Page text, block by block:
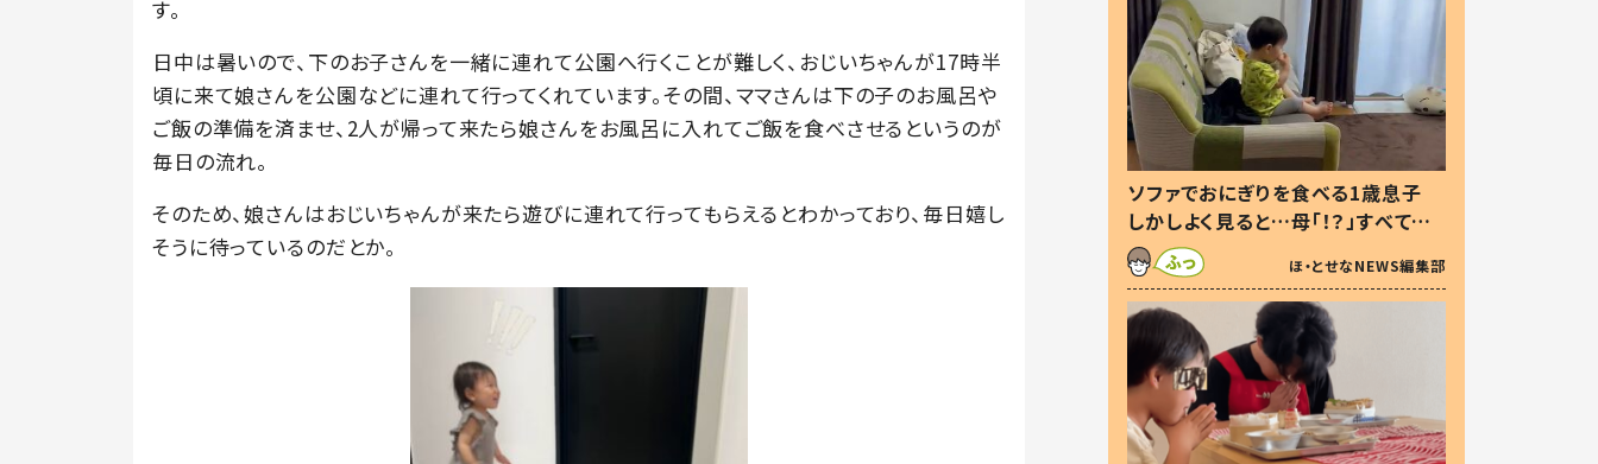
す。
日中は暑いので、下のお子さんを一緒に連れて公園へ行くことが難しく、おじいちゃんが17時半
頃に来て娘さんを公園などに連れて行ってくれています。その間、ママさんは下の子のお風呂や
ご飯の準備を済ませ、2人が帰って来たら娘さんをお風呂に入れてご飯を食べさせるというのが
毎日の流れ。
そのため、娘さんはおじいちゃんが来たら遊びに連れて行ってもらえるとわかっており、毎日嬉し
そうに待っているのだとか。
ソファでおにぎりを食べる1歳息子
しかしよく見ると…母「！？」すべてを
察した母の投稿に「可愛いから許
す！」「現行犯〜」
ほ・とせなNEWS編集部